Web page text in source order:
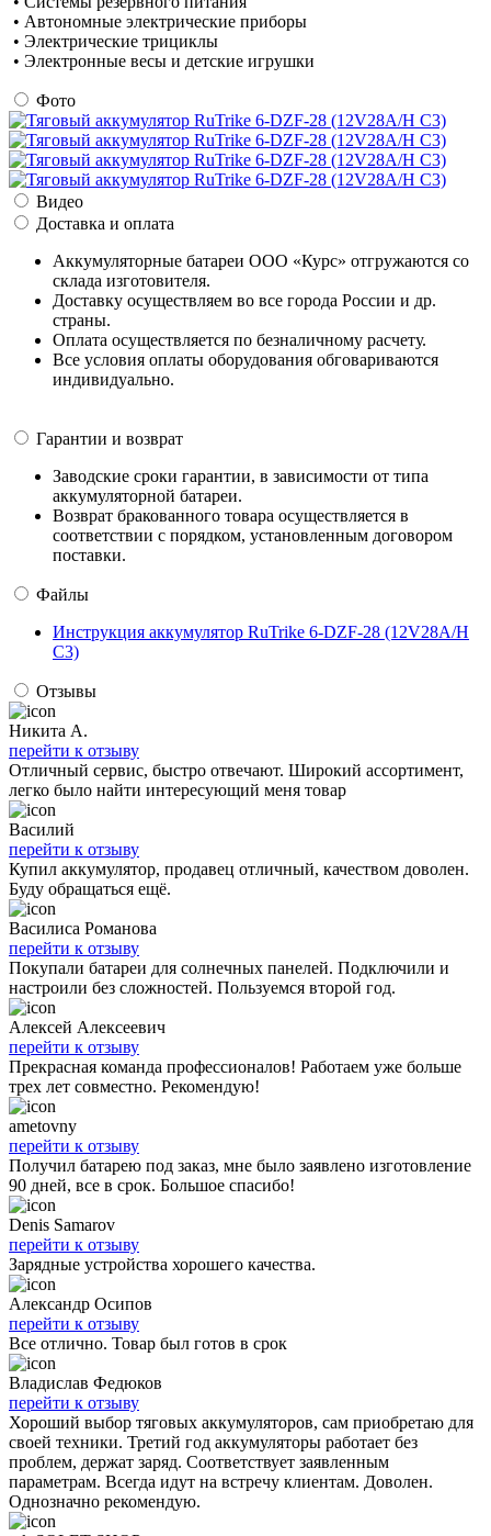
• Автономные электрические приборы
• Электрические трициклы
• Электронные весы и детские игрушки
Фото
Видео
Доставка и оплата
Аккумуляторные батареи ООО «Курс» отгружаются со
склада изготовителя.
Доставку осуществляем во все города России и др.
страны.
Оплата осуществляется по безналичному расчету.
Все условия оплаты оборудования обговариваются
индивидуально.
Гарантии и возврат
Заводские сроки гарантии, в зависимости от типа
аккумуляторной батареи.
Возврат бракованного товара осуществляется в
соответствии с порядком, установленным договором
поставки.
Файлы
Инструкция аккумулятор RuTrike 6-DZF-28 (12V28A/H
C3)
Отзывы
Никита А.
перейти к отзыву
Отличный сервис, быстро отвечают. Широкий ассортимент,
легко было найти интересующий меня товар
Василий
перейти к отзыву
Купил аккумулятор, продавец отличный, качеством доволен.
Буду обращаться ещё.
Василиса Романова
перейти к отзыву
Покупали батареи для солнечных панелей. Подключили и
настроили без сложностей. Пользуемся второй год.
Алексей Алексеевич
перейти к отзыву
Прекрасная команда профессионалов! Работаем уже больше
трех лет совместно. Рекомендую!
ametovny
перейти к отзыву
Получил батарею под заказ, мне было заявлено изготовление
90 дней, все в срок. Большое спасибо!
Denis Samarov
перейти к отзыву
Зарядные устройства хорошего качества.
Александр Осипов
перейти к отзыву
Все отлично. Товар был готов в срок
Владислав Федюков
перейти к отзыву
Хороший выбор тяговых аккумуляторов, сам приобретаю для
своей техники. Третий год аккумуляторы работает без
проблем, держат заряд. Соответствует заявленным
параметрам. Всегда идут на встречу клиентам. Доволен.
Однозначно рекомендую.